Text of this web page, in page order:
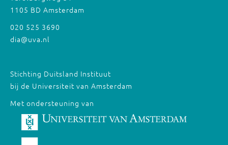
1105 BD Amsterdam
020 525 3690
dia@uva.nl
Stichting Duitsland Instituut
bij de Universiteit van Amsterdam
Met ondersteuning van